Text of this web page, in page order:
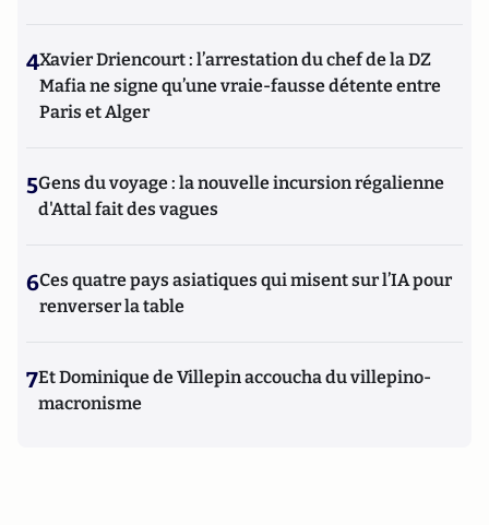
4Xavier Driencourt : l’arrestation du chef de la DZ
Mafia ne signe qu’une vraie-fausse détente entre
Paris et Alger
5Gens du voyage : la nouvelle incursion régalienne
d'Attal fait des vagues
6Ces quatre pays asiatiques qui misent sur l’IA pour
renverser la table
7Et Dominique de Villepin accoucha du villepino-
macronisme